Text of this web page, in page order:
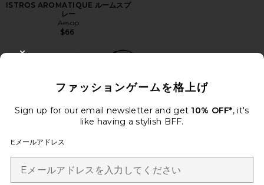
ISTROS AROMATIQUE ルームスプ
レー
Aesop
$66
ファッションゲームを格上げ
Sign up for our email newsletter and get 10% OFF*, it's
like having a stylish BFF.
Eメールアドレス